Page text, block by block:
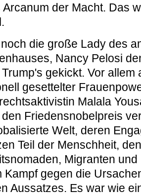
der Macht. Das
die große Lady des
Nancy Pelosi
gekickt. Vor
gesettelter
Malala
Friedensnobelpreis
Welt, deren
Teil der Menschheit,
Migranten
Kampf gegen die
Aussatzes. Es war wie